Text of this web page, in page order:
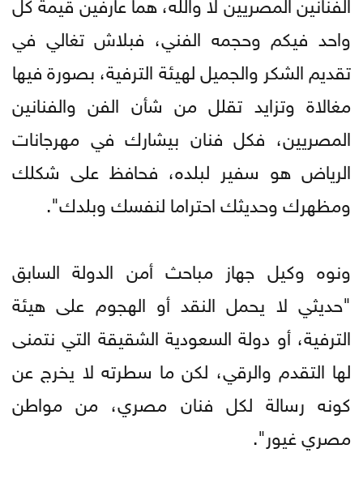
واحد فيكم وحجمه الفني، فبلاش تغالي في
تقديم الشكر والجميل لهيئة الترفية، بصورة فيها
مغالاة وتزايد تقلل من شأن الفن والفنانين
المصريين، فكل فنان بيشارك في مهرجانات
الرياض هو سفير لبلده، فحافظ على شكلك
ومظهرك وحديثك احتراما لنفسك وبلدك".
ونوه وكيل جهاز مباحث أمن الدولة السابق
"حديثي لا يحمل النقد أو الهجوم على هيئة
الترفية، أو دولة السعودية الشقيقة التي نتمنى
لها التقدم والرقي، لكن ما سطرته لا يخرج عن
كونه رسالة لكل فنان مصري، من مواطن
مصري غيور".